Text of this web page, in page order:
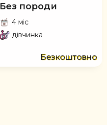
Без породи
4 міс
дівчинка
Безкоштовно